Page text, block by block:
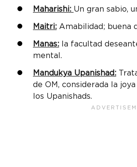
Maharishi: Un gran sabio,
Maitri: Amabilidad; buena
Manas: la facultad
mental.
Mandukya Upanishad:
de OM, considerada la
los Upanishads.